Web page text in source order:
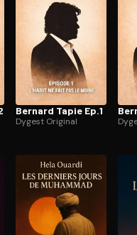
sur le code. C'est gratuit
Bernard Tapie Ep.1
Dygest Original